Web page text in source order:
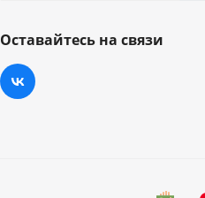
Оставайтесь на связи